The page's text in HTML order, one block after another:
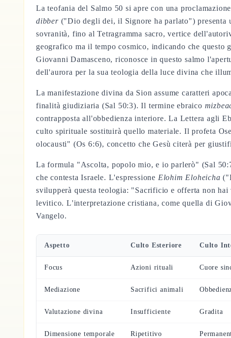
La teofania del Salmo 50 si apre con una
dibber("Dio degli dei, il Signore ha parlato") presenta
sovranità, fino al Tetragramma sacro, vertice
geografico ma il tempo cosmico, indicando che
Giovanni Damasceno, riconosce in questo salmo
dell'aurora per la sua teologia della luce divina che
La manifestazione divina da Sion assume caratteri
finalità giudiziaria (Sal 50:3). Il termine ebraico
contrapposta all'obbedienza interiore. La Lettera agli
culto spirituale sostituirà quello materiale. Il profeta
olocausti" (Os 6:6), concetto che Gesù citerà per
La formula "Ascolta, popolo mio, e io parlerò" (Sal
che contesta Israele. L'espressione Elohim Eloheicha
svilupperà questa teologia: "Sacrificio e offerta non
levitico. L'interpretazione cristiana, come quella di
Vangelo.
Aspetto Culto Esteriore Culto
Focus Azioni rituali Cuore
Mediazione Sacrifici animali
Valutazione divina Insufficiente Gradita
Dimensione temporale Ripetitivo